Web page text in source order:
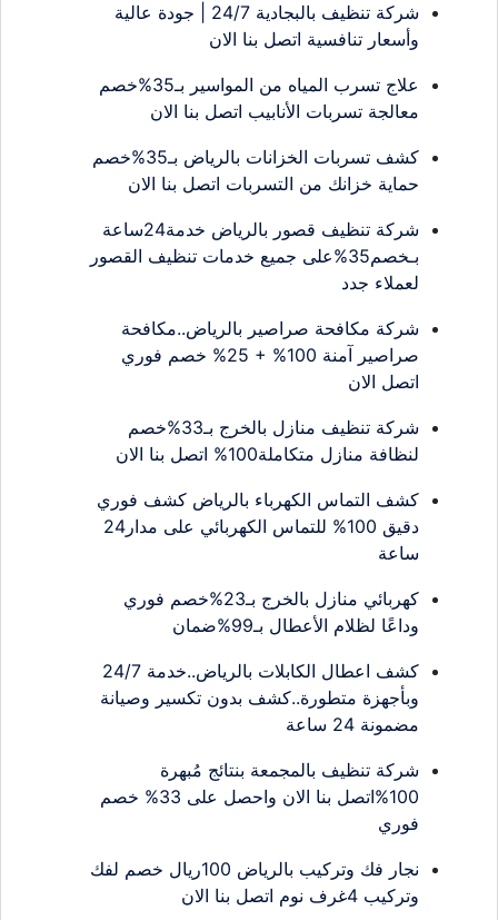
شركة تنظيف بالبجادية 24/7 | جودة عالية
وأسعار تنافسية اتصل بنا الان
علاج تسرب المياه من المواسير بـ35%خصم
معالجة تسربات الأنابيب اتصل بنا الان
كشف تسربات الخزانات بالرياض بـ35%خصم
حماية خزانك من التسربات اتصل بنا الان
شركة تنظيف قصور بالرياض خدمة24ساعة
بـخصم35%على جميع خدمات تنظيف القصور
لعملاء جدد
شركة مكافحة صراصير بالرياض..مكافحة
صراصير آمنة 100% + 25% خصم فوري
اتصل الان
شركة تنظيف منازل بالخرج بـ33%خصم
لنظافة منازل متكاملة100% اتصل بنا الان
كشف التماس الكهرباء بالرياض كشف فوري
دقيق 100% للتماس الكهربائي على مدار24
ساعة
كهربائي منازل بالخرج بـ23%خصم فوري
وداعًا لظلام الأعطال بـ99%ضمان
كشف اعطال الكابلات بالرياض..خدمة 24/7
وبأجهزة متطورة..كشف بدون تكسير وصيانة
مضمونة 24 ساعة
شركة تنظيف بالمجمعة بنتائج مُبهرة
100%اتصل بنا الان واحصل على 33% خصم
فوري
نجار فك وتركيب بالرياض 100ريال خصم لفك
وتركيب 4غرف نوم اتصل بنا الان